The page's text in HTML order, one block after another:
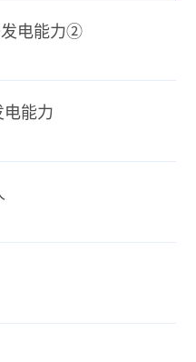
发电能力②
能力